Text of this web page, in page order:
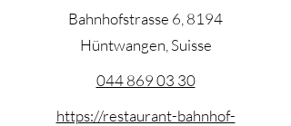
Bahnhofstrasse 6, 8194
Hüntwangen, Suisse
044 869 03 30
https://restaurant-bahnhof-